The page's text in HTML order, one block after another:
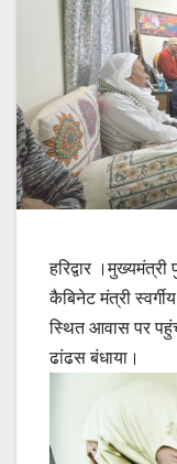
हरिद्वार
कैबिनेट मंत्री
स्थित आवास पर
ढांढस बंधाया।